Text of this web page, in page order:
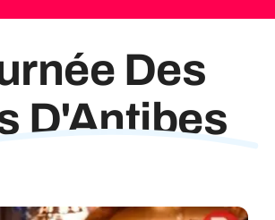
Des
D'Antibes